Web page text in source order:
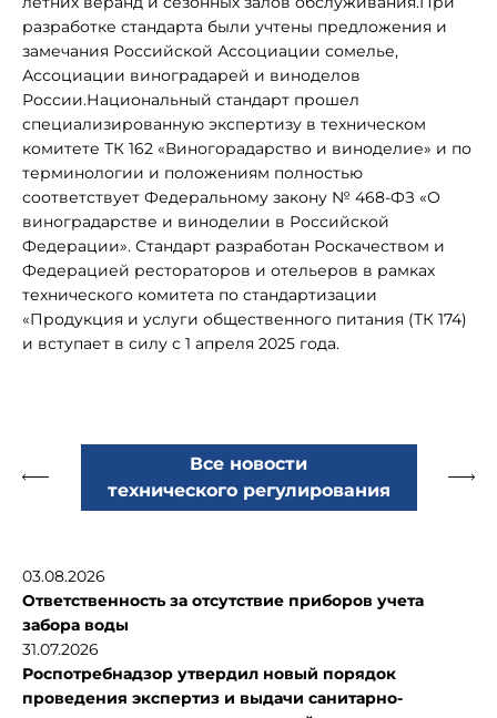
разработке стандарта были учтены предложения и
замечания Российской Ассоциации сомелье,
Ассоциации виноградарей и виноделов
России.Национальный стандарт прошел
специализированную экспертизу в техническом
комитете ТК 162 «Виногорадарство и виноделие» и по
терминологии и положениям полностью
соответствует Федеральному закону № 468-ФЗ «О
виноградарстве и виноделии в Российской
Федерации». Стандарт разработан Роскачеством и
Федерацией рестораторов и отельеров в рамках
технического комитета по стандартизации
«Продукция и услуги общественного питания (ТК 174)
и вступает в силу с 1 апреля 2025 года.
Все новости
технического регулирования
03.08.2026
Ответственность за отсутствие приборов учета
забора воды
31.07.2026
Роспотребнадзор утвердил новый порядок
проведения экспертиз и выдачи санитарно-